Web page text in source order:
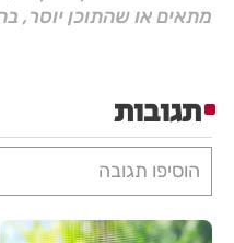
מתאים או שהתוכן יוסר,
תגובות
הוסיפו תגובה